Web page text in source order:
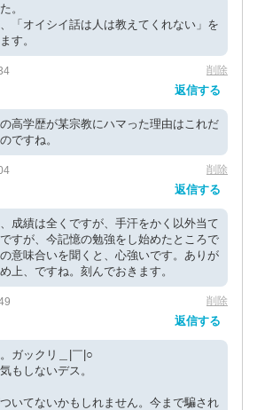
。
「オイシイ話は人は教えてくれない」を
す。
削除
返信する
高学歴が某宗教にハマった理由はこれだ
ですね。
削除
返信する
成績は全くですが、手汗をかく以外当て
すが、今記憶の勉強をし始めたところで
意味合いを聞くと、心強いです。ありが
上、ですね。刻んでおきます。
削除
返信する
ガックリ＿|￣|○
もしないデス。
いてないかもしれません。今まで騙され